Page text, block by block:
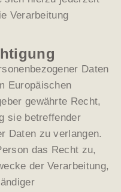
Verarbeitung
Daten
Europäischen
gewährte Recht,
sie betreffender
Daten zu verlangen.
das Recht zu,
der Verarbeitung,